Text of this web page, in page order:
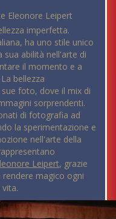
Eleonore Leipert
imperfetta.
ha uno stile unico
abilità nell'arte di
il momento e a
bellezza
foto, dove il mix di
sorprendenti.
di fotografia ad
la sperimentazione e
nell'arte della
Leipert, grazie
rendere magico ogni